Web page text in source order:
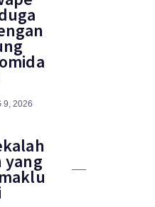
9, 2026
yang